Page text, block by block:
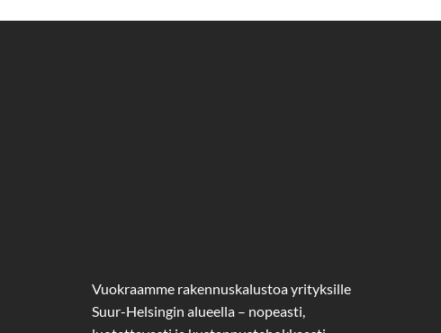
Vuokraamme rakennuskalustoa yrityksille
Suur-Helsingin alueella – nopeasti,